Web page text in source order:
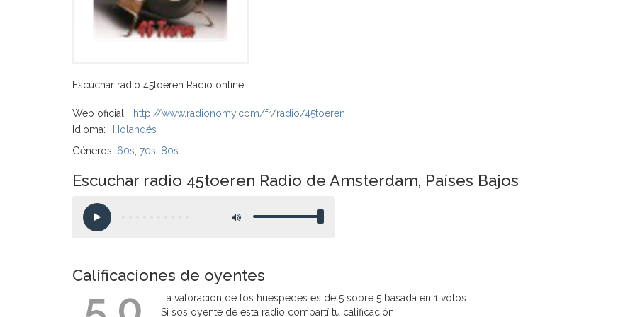
Escuchar radio 45toeren Radio online
Web oficial:
http://www.radionomy.com/fr/radio/45toeren
Idioma:
Holandés
Géneros: 60s 70s 80s
Escuchar radio 45toeren Radio de Amsterdam, Países Bajos
Calificaciones de oyentes
La valoración de los huéspedes es de 5 sobre 5 basada en 1 votos.
Si sos oyente de esta radio compartí tu calificación.